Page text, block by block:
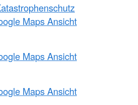
Maps Ansicht
Maps Ansicht
Maps Ansicht